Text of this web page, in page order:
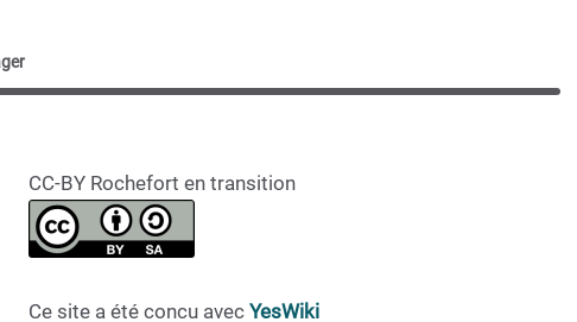
CC-BY Rochefort en transition
Ce site a été concu avec YesWiki